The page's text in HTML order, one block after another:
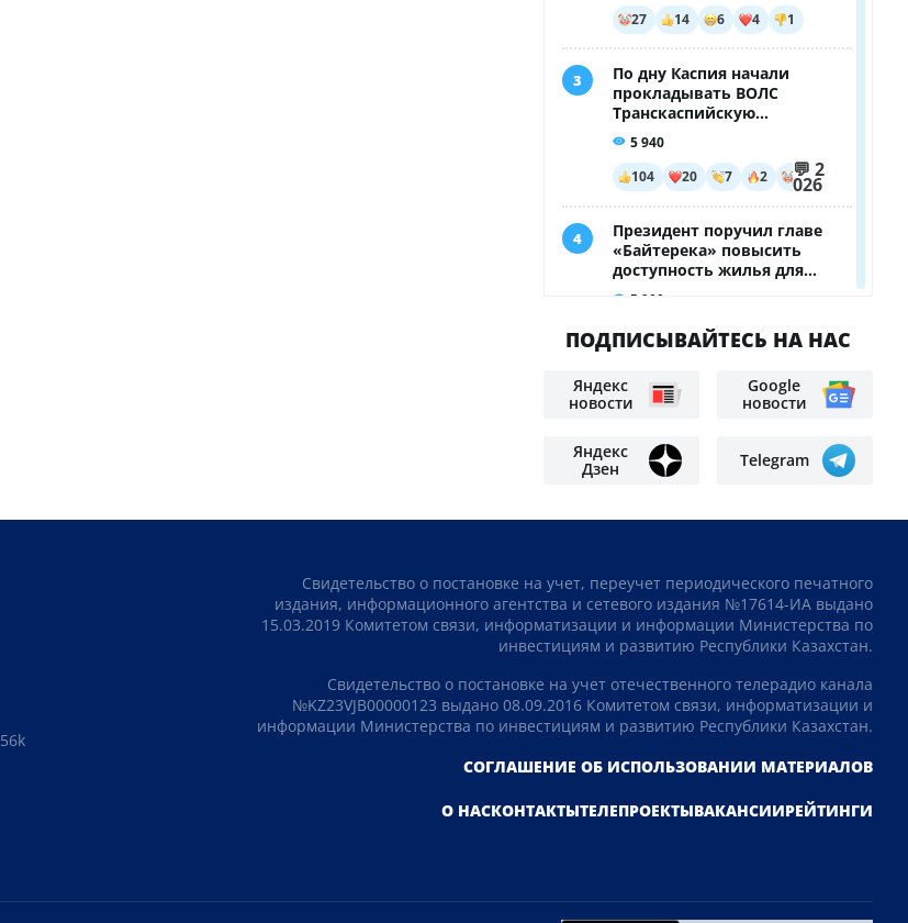
ПОДПИСЫВАЙТЕСЬ НА НАС
Яндекс
новости
Google
новости
Яндекс
Дзен
Telegram
56k
Свидетельство о постановке на учет, переучет периодического печатного
издания, информационного агентства и сетевого издания №17614-ИА выдано
15.03.2019 Комитетом связи, информатизации и информации Министерства по
инвестициям и развитию Республики Казахстан.
Свидетельство о постановке на учет отечественного телерадио канала
№KZ23VJB00000123 выдано 08.09.2016 Комитетом связи, информатизации и
информации Министерства по инвестициям и развитию Республики Казахстан.
СОГЛАШЕНИЕ ОБ ИСПОЛЬЗОВАНИИ МАТЕРИАЛОВ
О НАСКОНТАКТЫТЕЛЕПРОЕКТЫВАКАНСИИРЕЙТИНГИ